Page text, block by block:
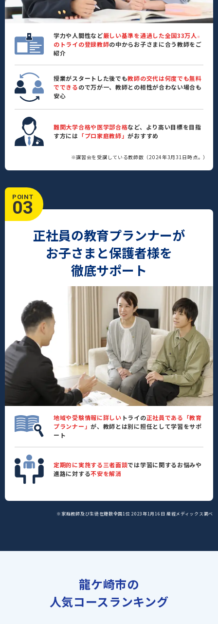
学力や人間性など厳しい基準を通過した全国33万人 ※
のトライの登録教師の中からお子さまに合う教師をご
紹介
授業がスタートした後でも教師の交代は何度でも無料
でできるので万が一、教師との相性が合わない場合も
安心
難関大学合格や医学部合格など、より高い目標を目指
す方には 「プロ家庭教師」がおすすめ
※講習会を受講している教師数（2024年3月31日時点。）
POINT
03
正社員の教育プランナーが
お子さまと保護者様を
徹底サポート
地域や受験情報に詳しい トライの正社員である「教育
プランナー」が、教師とは別に担任として学習をサポ
ート
定期的に実施する三者面談では学習に関するお悩みや
進路に対する不安を解消
※家庭教師及び生徒在籍数全国1位 2023年1月16日 産經メディックス調べ
龍ケ崎市の
人気コースランキング